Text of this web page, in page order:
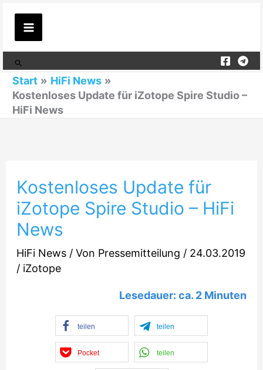
Zum
Inhalt
springen
Suchen
Start
HiFi News
Kostenloses Update für iZotope Spire Studio –
HiFi News
Kostenloses Update für
iZotope Spire Studio – HiFi
News
HiFi News/ Von Pressemitteilung / 24.03.2019
/ iZotope
Lesedauer: ca. 2 Minuten
teilen teilen
Pocket teilen